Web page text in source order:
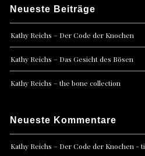
Neueste Beiträge
Kathy Reichs – Der Code der Knochen
Kathy Reichs – Das Gesicht des Bösen
Kathy Reichs – the bone collection
Neueste Kommentare
Kathy Reichs – Der Code der Knochen -